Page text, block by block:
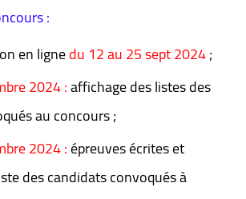
:
en lignedu 12 au 25 sept 2024;
2024 :affichage des listes des
au concours ;
2024 :épreuves écrites et
des candidats convoqués à